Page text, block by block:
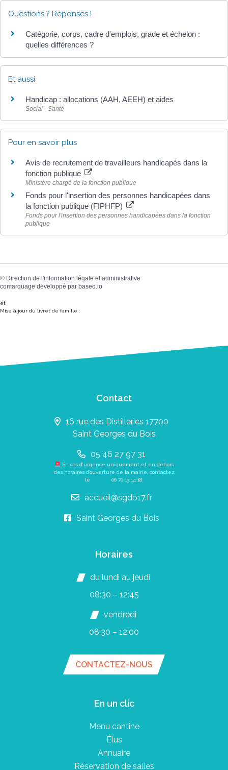
Questions ? Réponses !
Catégorie, corps, cadre d'emplois, grade et échelon :
quelles différences ?
Et aussi
Handicap : allocations (AAH, AEEH) et aides
Social - Santé
Pour en savoir plus
Avis de recrutement de travailleurs handicapés dans la
fonction publique
Ministère chargé de la fonction publique
Fonds pour l'insertion des personnes handicapées dans
la fonction publique (FIPHFP)
Fonds pour l'insertion des personnes handicapées dans la fonction
publique
© Direction de l'information légale et administrative
comarquage developpé par baseo.io
et
Mise à jour du livret de famille :
Contact
16 rue des Distilleries 17700
Saint Georges du Bois
05 46 27 97 31
En cas d’urgence uniquement et en dehors
des horaires d’ouverture de la mairie, contactez
le 06 70 13 14 18
accueil@sgdb17.fr
Saint Georges du Bois
Horaires
du lundi au jeudi
08:30 – 12:45
vendredi
08:30 – 12:00
CONTACTEZ-NOUS
En un clic
Menu cantine
Élus
Annuaire
Réservation de salles